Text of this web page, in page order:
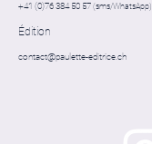
+41 (0)76 384 50 57 (sms/WhatsApp)
Édition
contact@paulette-editrice.ch